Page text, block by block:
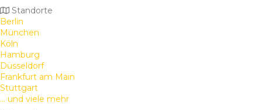
Standorte
Berlin
München
Köln
Hamburg
Düsseldorf
Frankfurt am Main
Stuttgart
... und viele mehr